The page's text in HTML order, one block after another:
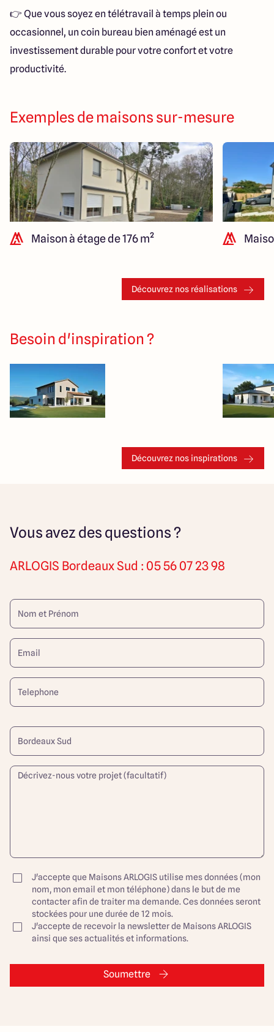
👉 Que vous soyez en télétravail à temps plein ou
occasionnel, un coin bureau bien aménagé est un
investissement durable pour votre confort et votre
productivité.
Exemples de maisons sur-mesure
Maison à étage de 176 m²
Découvrez nos réalisations
Besoin d'inspiration ?
Découvrez nos inspirations
Vous avez des questions ?
ARLOGIS Bordeaux Sud : 05 56 07 23 98
J'accepte que Maisons ARLOGIS utilise mes données (mon
nom, mon email et mon téléphone) dans le but de me
contacter afin de traiter ma demande. Ces données seront
stockées pour une durée de 12 mois.
J'accepte de recevoir la newsletter de Maisons ARLOGIS
ainsi que ses actualités et informations.
Soumettre